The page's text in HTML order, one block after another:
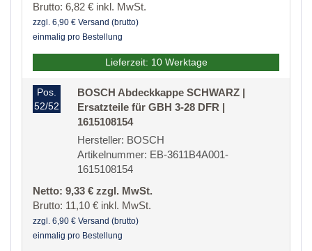
Brutto: 6,82 € inkl. MwSt.
zzgl. 6,90 € Versand (brutto)
einmalig pro Bestellung
Lieferzeit: 10 Werktage
Pos.
52/52
BOSCH Abdeckkappe SCHWARZ |
Ersatzteile für GBH 3-28 DFR |
1615108154
Hersteller: BOSCH
Artikelnummer: EB-3611B4A001-
1615108154
Netto: 9,33 € zzgl. MwSt.
Brutto: 11,10 € inkl. MwSt.
zzgl. 6,90 € Versand (brutto)
einmalig pro Bestellung